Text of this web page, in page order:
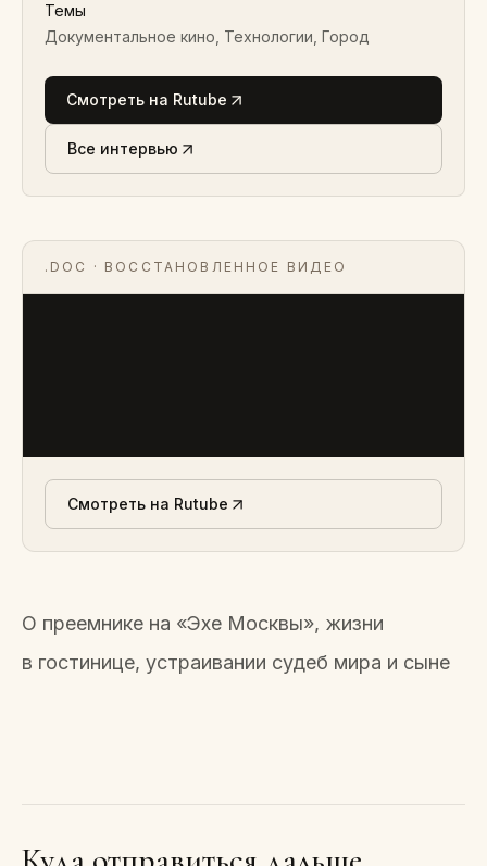
Темы
Документальное кино, Технологии, Город
Смотреть на Rutube
Все интервью
.DOC · ВОССТАНОВЛЕННОЕ ВИДЕО
Смотреть на Rutube
О преемнике на «Эхе Москвы», жизни
в гостинице, устраивании судеб мира и сыне